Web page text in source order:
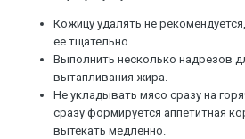
Кожицу удалять не
ее тщательно.
Выполнить несколько надрезов
вытапливания жира.
Не укладывать мясо сразу на
сразу формируется аппетитная
вытекать медленно.